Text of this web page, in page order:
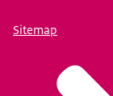
Sitemap